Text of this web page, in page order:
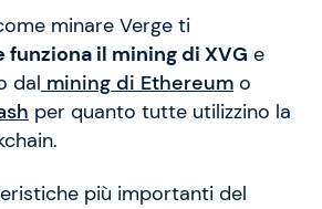
minare Verge ti
funziona il mining di XVG e
dal mining di Ethereum o
per quanto tutte utilizzino la
più importanti del